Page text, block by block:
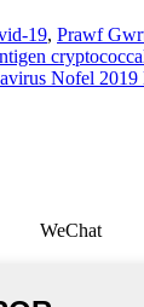
19, Prawf
Nofel
WeChat